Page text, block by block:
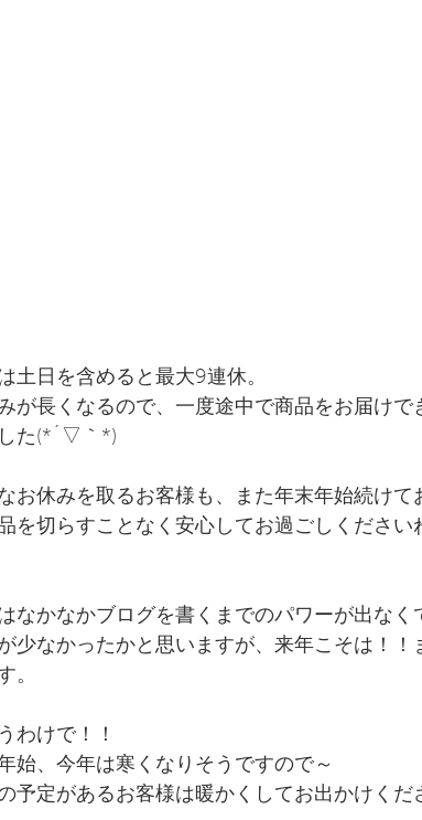
土日を含めると最大9連休。
が長くなるので、一度途中で商品をお届け
た(*´▽｀*)
お休みを取るお客様も、また年末年始続けて
を切らすことなく安心してお過ごしください
なかなかブログを書くまでのパワーが出な
少なかったかと思いますが、来年こそは！
。
わけで！！
始、今年は寒くなりそうですので～
予定があるお客様は暖かくしてお出かけく